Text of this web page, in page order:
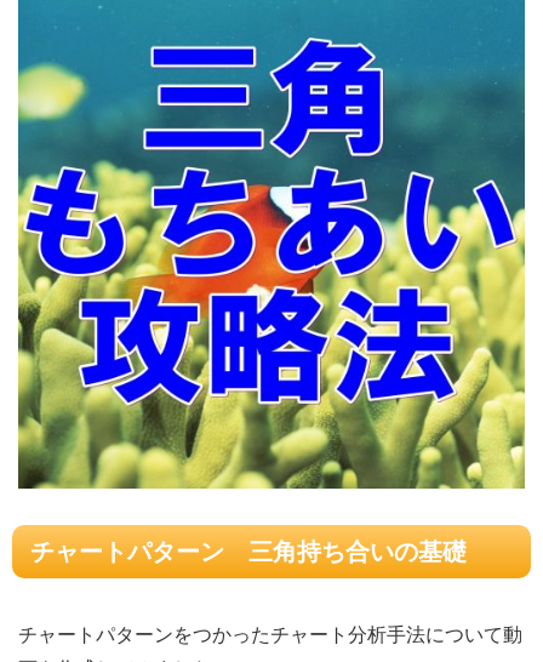
チャートパターン 三角持ち合いの基礎
チャートパターンをつかったチャート分析手法について動